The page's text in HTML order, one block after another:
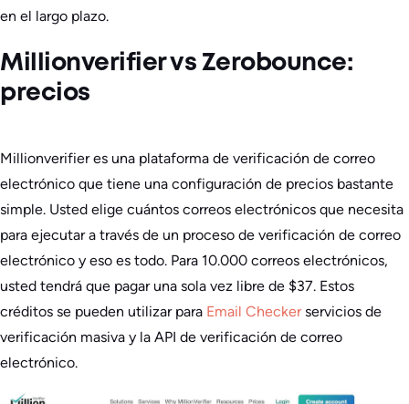
en el largo plazo.
Millionverifier vs Zerobounce:
precios
Millionverifier es una plataforma de verificación de correo
electrónico que tiene una configuración de precios bastante
simple. Usted elige cuántos correos electrónicos que necesita
para ejecutar a través de un proceso de verificación de correo
electrónico y eso es todo. Para 10.000 correos electrónicos,
usted tendrá que pagar una sola vez libre de $37. Estos
créditos se pueden utilizar para Email Checkerservicios de
verificación masiva y la API de verificación de correo
electrónico.